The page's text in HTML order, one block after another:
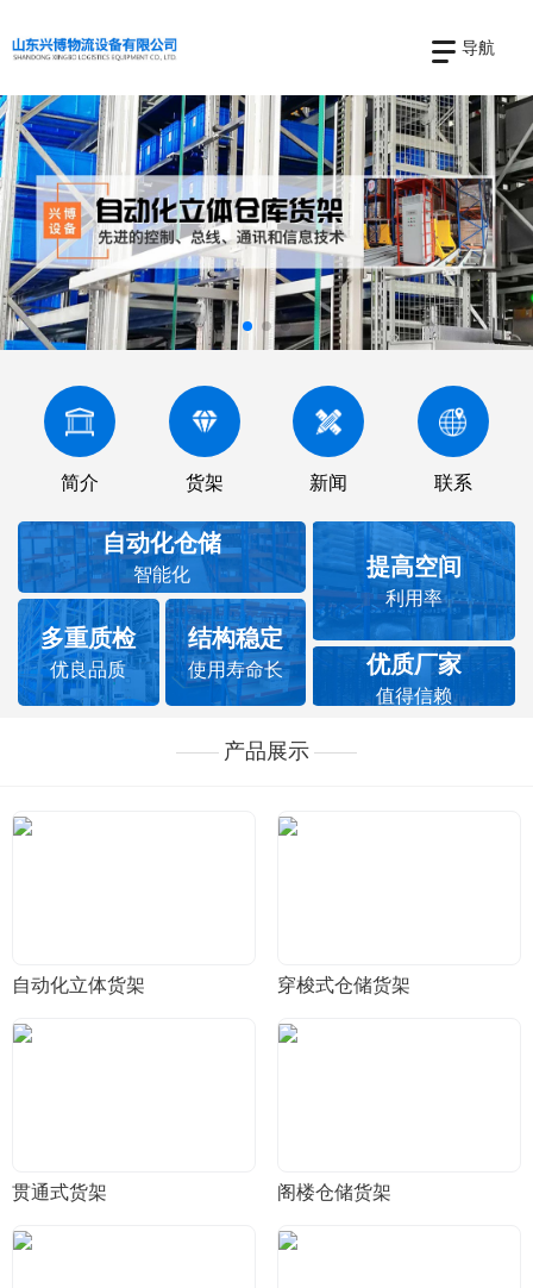
导航
简介 货架 新闻 联系
自动化仓储
智能化
多重质检
优良品质
结构稳定
使用寿命长
提高空间
利用率
优质厂家
值得信赖
产品展示
自动化立体货架 穿梭式仓储货架
贯通式货架 阁楼仓储货架